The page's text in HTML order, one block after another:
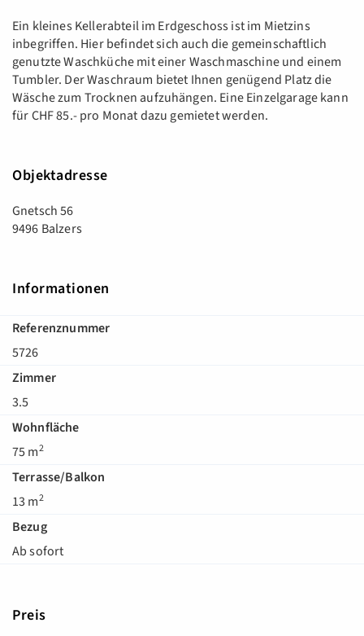
Ein kleines Kellerabteil im Erdgeschoss ist im Mietzins
inbegriffen. Hier befindet sich auch die gemeinschaftlich
genutzte Waschküche mit einer Waschmaschine und einem
Tumbler. Der Waschraum bietet Ihnen genügend Platz die
Wäsche zum Trocknen aufzuhängen. Eine Einzelgarage kann
für CHF 85.- pro Monat dazu gemietet werden.
Objektadresse
Gnetsch 56
9496 Balzers
Informationen
Referenznummer
5726
Zimmer
3.5
Wohnfläche
75 m2
Terrasse/Balkon
13 m2
Bezug
Ab sofort
Preis